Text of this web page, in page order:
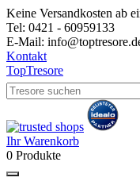
Keine Versandkosten ab
Tel: 0421 - 60959133
E-Mail:
Kontakt
TopTresore
Ihr Warenkorb
0 Produkte